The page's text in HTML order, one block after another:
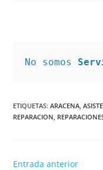
No somos
ETIQUETAS:ARACENA,
REPARACION,
Leer
Entrada anterior